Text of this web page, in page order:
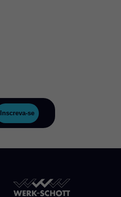
Inscreva-se